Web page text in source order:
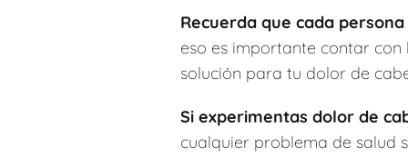
Recuerda que cada
eso es importante contar
solución para tu dolor de
Si experimentas dolor de
cualquier problema de salud